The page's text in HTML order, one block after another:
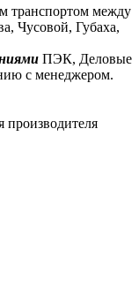
транспортом между
Чусовой, Губаха,
ПЭК, Деловые
с менеджером.
производителя